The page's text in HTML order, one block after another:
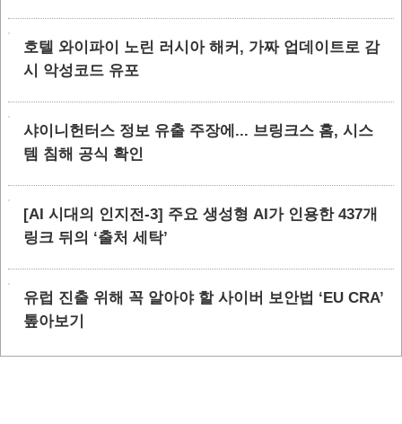
호텔 와이파이 노린 러시아 해커, 가짜 업데이트로 감
시 악성코드 유포
샤이니헌터스 정보 유출 주장에... 브링크스 홈, 시스
템 침해 공식 확인
[AI 시대의 인지전-3] 주요 생성형 AI가 인용한 437개
링크 뒤의 ‘출처 세탁’
유럽 진출 위해 꼭 알아야 할 사이버 보안법 ‘EU CRA’
톺아보기